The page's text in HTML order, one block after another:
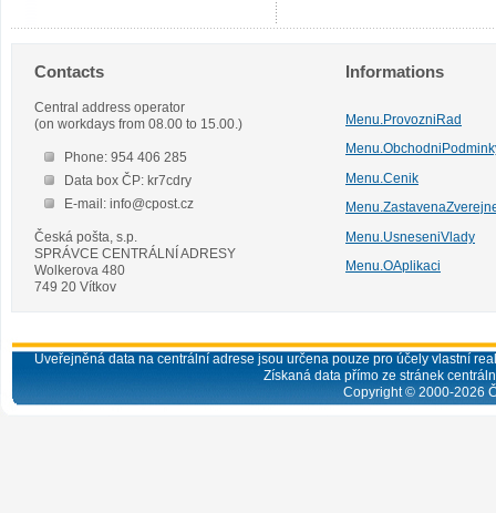
Contacts
Central address operator
(on workdays from 08.00 to 15.00.)
Phone: 954 406 285
Data box ČP: kr7cdry
E-mail: info@cpost.cz
Česká pošta, s.p.
SPRÁVCE CENTRÁLNÍ ADRESY
Wolkerova 480
749 20 Vítkov
Informations
Menu.ProvozniRad
Menu.Cenik
Menu.UsneseniVlady
Menu.OAplikaci
Uveřejněná data na centrální adrese jsou určena pouze pro účely vlastní
Získaná data přímo ze stránek
Copyright © 2000-2026